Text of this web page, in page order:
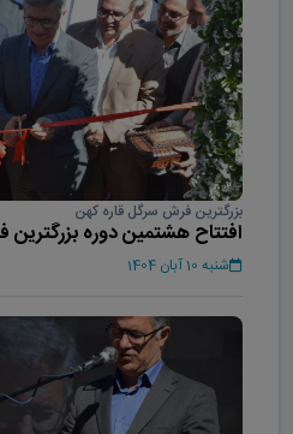
بزرگترین فرش سرگل قاره کهن
افتتاح هشتمین دوره
محلات
شنبه 10 آبان 1404